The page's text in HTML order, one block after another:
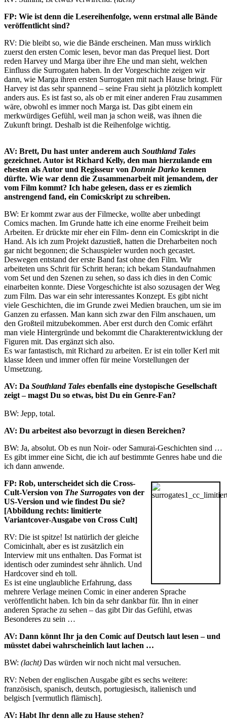
FP: Wie ist denn die Lesereihenfolge, wenn erstmal alle Bände
veröffentlicht sind?
RV: Die bleibt so, wie die Bände erscheinen. Man muss wirklich
zuerst den ersten Comic lesen, bevor man das Prequel liest. Dort
reden Harvey und Marga über ihre Ehe und man sieht, welchen
Einfluss die Surrogaten haben. In der Vorgeschichte zeigen wir
dann, wie Marga ihren ersten Surrogaten mit nach Hause bringt. Für
Harvey ist das sehr spannend – seine Frau sieht ja plötzlich komplett
anders aus. Es ist fast so, als ob er mit einer anderen Frau zusammen
wäre, obwohl es immer noch Marga ist. Das gibt einem ein
merkwürdiges Gefühl, weil man ja schon weiß, was ihnen die
Zukunft bringt. Deshalb ist die Reihenfolge wichtig.
AV: Brett, Du hast unter anderem auch Southland Tales
gezeichnet. Autor ist Richard Kelly, den man hierzulande em
ehesten als Autor und Regisseur von Donnie Darko kennen
dürfte. Wie war denn die Zusammenarbeit mit jemandem, der
vom Film kommt? Ich habe gelesen, dass er es ziemlich
anstrengend fand, ein Comicskript zu schreiben.
BW: Er kommt zwar aus der Filmecke, wollte aber unbedingt
Comics machen. Im Grunde hatte ich eine enorme Freiheit beim
Arbeiten. Er drückte mir eher ein Film- denn ein Comicskript in die
Hand. Als ich zum Projekt dazustieß, hatten die Dreharbeiten noch
gar nicht begonnen; die Schauspieler wurden noch gecastet.
Deswegen entstand der erste Band fast ohne den Film. Wir
arbeiteten uns Schrit für Schritt heran; ich bekam Standaufnahmen
vom Set und den Szenen zu sehen, so dass ich dies in den Comic
einarbeiten konnte. Diese Vorgeschichte ist also sozusagen der Weg
zum Film. Das war ein sehr interessantes Konzept. Es gibt nicht
viele Geschichten, die im Grunde zwei Medien brauchen, um sie im
Ganzen zu erfassen. Man kann sich zwar den Film anschauen, um
den Großteil mitzubekommen. Aber erst durch den Comic erfährt
man viele Hintergründe und bekommt die Charakterentwicklung der
Figuren mit. Das ergänzt sich also.
Es war fantastisch, mit Richard zu arbeiten. Er ist ein toller Kerl mit
klasse Ideen und immer offen für meine Vorstellungen der
Umsetzung.
AV: Da Southland Tales ebenfalls eine dystopische Gesellschaft
zeigt – magst Du so etwas, bist Du ein Genre-Fan?
BW: Jepp, total.
AV: Du arbeitest also bevorzugt in diesen Bereichen?
BW: Ja, absolut. Ob es nun Noir- oder Samurai-Geschichten sind …
Es gibt immer eine Sicht, die ich auf bestimmte Genres habe und die
ich dann anwende.
FP: Rob, unterscheidet sich die Cross-
Cult-Version von The Surrogates von der
US-Version und wie findest Du sie?
[Abbildung rechts: limitierte
Variantcover-Ausgabe von Cross Cult]
RV: Die ist spitze! Ist natürlich der gleiche
Comicinhalt, aber es ist zusätzlich ein
Interview mit uns enthalten. Das Format ist
identisch oder zumindest sehr ähnlich. Und
Hardcover sind eh toll.
Es ist eine unglaubliche Erfahrung, dass
mehrere Verlage meinen Comic in einer anderen Sprache
veröffentlicht haben. Ich bin da sehr dankbar für. Ihn in einer
anderen Sprache zu sehen – das gibt Dir das Gefühl, etwas
Besonderes zu sein …
AV: Dann könnt Ihr ja den Comic auf Deutsch laut lesen – und
müsstet dabei wahrscheinlich laut lachen …
BW: (lacht) Das würden wir noch nicht mal versuchen.
RV: Neben der englischen Ausgabe gibt es sechs weitere:
französisch, spanisch, deutsch, portugiesisch, italienisch und
belgisch [vermutlich flämisch].
AV: Habt Ihr denn alle zu Hause stehen?